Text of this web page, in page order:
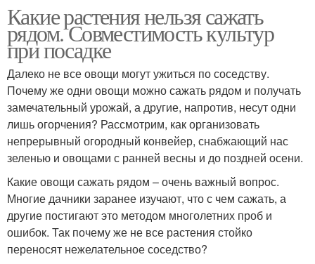
Какие растения нельзя сажать
рядом. Совместимость культур
при посадке
Далеко не все овощи могут ужиться по соседству.
Почему же одни овощи можно сажать рядом и получать
замечательный урожай, а другие, напротив, несут одни
лишь огорчения? Рассмотрим, как организовать
непрерывный огородный конвейер, снабжающий нас
зеленью и овощами с ранней весны и до поздней осени.
Какие овощи сажать рядом – очень важный вопрос.
Многие дачники заранее изучают, что с чем сажать, а
другие постигают это методом многолетних проб и
ошибок. Так почему же не все растения стойко
переносят нежелательное соседство?